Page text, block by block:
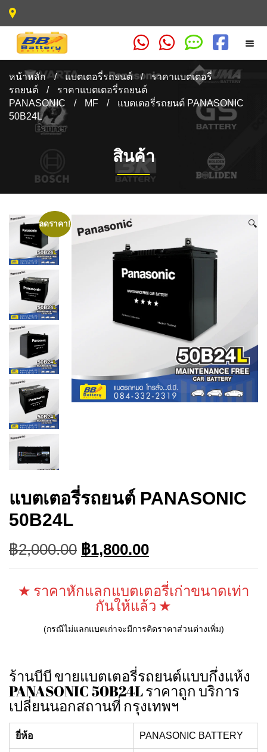
หน้าหลัก / แบตเตอรี่รถยนต์ / ราคาแบตเตอรี่
รถยนต์
/
ราคาแบตเตอรี่รถยนต์
PANASONIC
/ MF /
แบตเตอรี่รถยนต์ PANASONIC
50B24L
สินค้า
ลดราคา! 🔍
แบตเตอรี่รถยนต์ PANASONIC
50B24L
฿2,000.00 Original
price
was:
฿2,000.00.
฿1,800.00Current
price
is:
฿1,800.00.
★ ราคาหักแลกแบตเตอรี่เก่าขนาดเท่า
กันให้แล้ว ★
(กรณีไม่แลกแบตเก่าจะมีการคิดราคาส่วนต่างเพิ่ม)
ร้านบีบี ขายแบตเตอรี่รถยนต์แบบกึ่งแห้ง
PANASONIC 50B24L ราคาถูก บริการ
เปลี่ยนนอกสถานที่ กรุงเทพฯ
ยี่ห้อ PANASONIC BATTERY